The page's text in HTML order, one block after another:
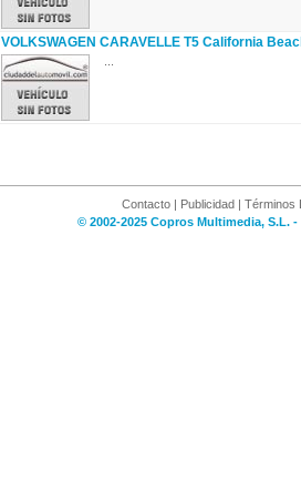
VOLKSWAGEN CARAVELLE T5 California
Contacto | Publicidad | Términos
© 2002-2025 Copros Multimedia, S.L.